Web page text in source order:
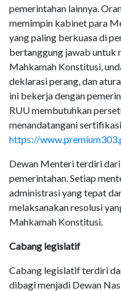
pemerintahan lainnya.
memimpin kabinet para
yang paling berkuasa di
bertanggung jawab untuk
Mahkamah Konstitusi,
deklarasi perang, dan
ini bekerja dengan
RUU membutuhkan
menandatangani
https://
Dewan Menteri terdiri
pemerintahan. Setiap
administrasi yang tepat
melaksanakan resolusi
Mahkamah Konstitusi.
Cabang legislatif
Cabang legislatif terdiri
dibagi menjadi Dewan